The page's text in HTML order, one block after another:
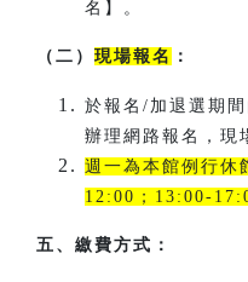
名】。
（二） 現場報名 ：
於報名/加退選期
辦理網路報名，現
週一為本館例行休
12:00；13:00-
五、繳費方式：